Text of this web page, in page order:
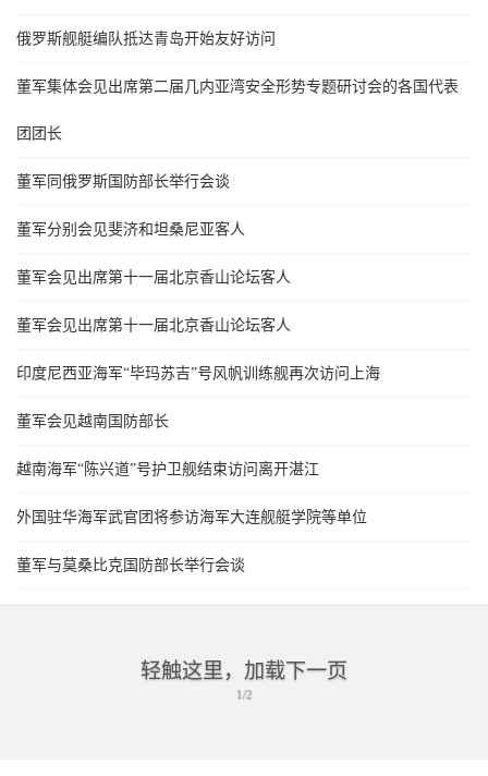
俄罗斯舰艇编队抵达青岛开始友好访问
董军集体会见出席第二届几内亚湾安全形势专题研讨会的各国代表
团团长
董军同俄罗斯国防部长举行会谈
董军分别会见斐济和坦桑尼亚客人
董军会见出席第十一届北京香山论坛客人
董军会见出席第十一届北京香山论坛客人
印度尼西亚海军“毕玛苏吉”号风帆训练舰再次访问上海
董军会见越南国防部长
越南海军“陈兴道”号护卫舰结束访问离开湛江
外国驻华海军武官团将参访海军大连舰艇学院等单位
董军与莫桑比克国防部长举行会谈
轻触这里，加载下一页
1/2